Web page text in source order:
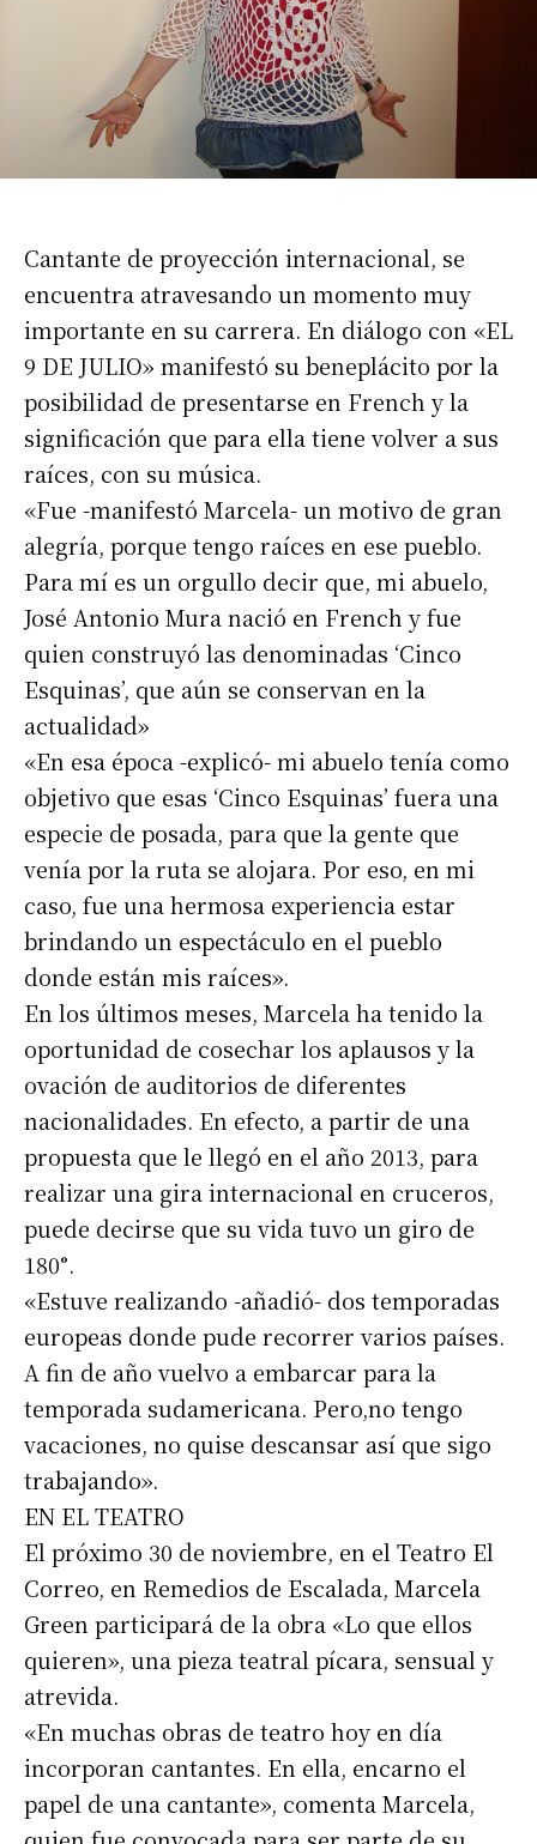
Cantante de proyección internacional, se
encuentra atravesando un momento muy
importante en su carrera. En diálogo con «EL
9 DE JULIO» manifestó su beneplácito por la
posibilidad de presentarse en French y la
significación que para ella tiene volver a sus
raíces, con su música.
«Fue -manifestó Marcela- un motivo de gran
alegría, porque tengo raíces en ese pueblo.
Para mí es un orgullo decir que, mi abuelo,
José Antonio Mura nació en French y fue
quien construyó las denominadas ‘Cinco
Esquinas’, que aún se conservan en la
actualidad»
«En esa época -explicó- mi abuelo tenía como
objetivo que esas ‘Cinco Esquinas’ fuera una
especie de posada, para que la gente que
venía por la ruta se alojara. Por eso, en mi
caso, fue una hermosa experiencia estar
brindando un espectáculo en el pueblo
donde están mis raíces».
En los últimos meses, Marcela ha tenido la
oportunidad de cosechar los aplausos y la
ovación de auditorios de diferentes
nacionalidades. En efecto, a partir de una
propuesta que le llegó en el año 2013, para
realizar una gira internacional en cruceros,
puede decirse que su vida tuvo un giro de
180°.
«Estuve realizando -añadió- dos temporadas
europeas donde pude recorrer varios países.
A fin de año vuelvo a embarcar para la
temporada sudamericana. Pero,no tengo
vacaciones, no quise descansar así que sigo
trabajando».
EN EL TEATRO
El próximo 30 de noviembre, en el Teatro El
Correo, en Remedios de Escalada, Marcela
Green participará de la obra «Lo que ellos
quieren», una pieza teatral pícara, sensual y
atrevida.
«En muchas obras de teatro hoy en día
incorporan cantantes. En ella, encarno el
papel de una cantante», comenta Marcela,